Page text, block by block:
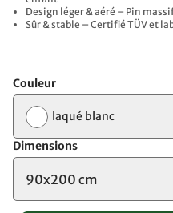
Design léger & aéré – Pin
Sûr & stable – Certifié TÜV et
Couleur
laqué blanc
Dimensions
90x200 cm